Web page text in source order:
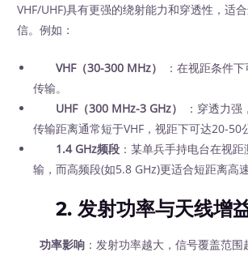
VHF/UHF)具有更强的绕射能力和穿透性，适
信。例如：
VHF（30-300 MHz）
：在视距条件
传输。
UHF（300 MHz-3 GHz）
：穿透力
传输距离通常短于VHF，视距下可达20-50
1.4 GHz频段 ：某单兵手持电台在视
输，而高频段(如5.8 GHz)更适合短距离高速
2.发射功率与天线增
功率影响 ：发射功率越大，信号覆盖范围